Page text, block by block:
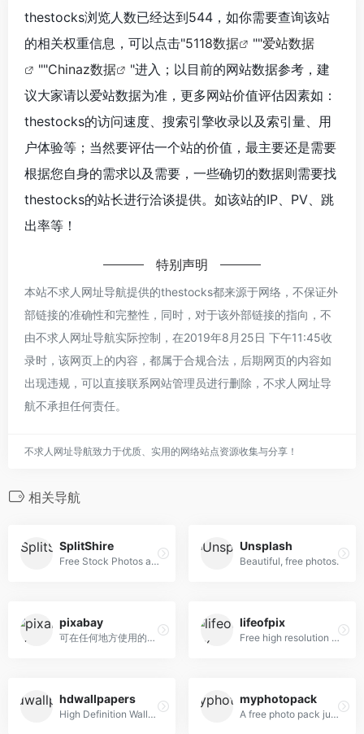
thestocks浏览人数已经达到544，如你需要查询该站
的相关权重信息，可以点击"5118数据 ""爱站数据
""Chinaz数据
"进入；以目前的网站数据参考，建
议大家请以爱站数据为准，更多网站价值评估因素如：
thestocks的访问速度、搜索引擎收录以及索引量、用
户体验等；当然要评估一个站的价值，最主要还是需要
根据您自身的需求以及需要，一些确切的数据则需要找
thestocks的站长进行洽谈提供。如该站的IP、PV、跳
出率等！
特别声明
本站不求人网址导航提供的thestocks都来源于网络，不保证外
部链接的准确性和完整性，同时，对于该外部链接的指向，不
由不求人网址导航实际控制，在2019年8月25日 下午11:45收
录时，该网页上的内容，都属于合规合法，后期网页的内容如
出现违规，可以直接联系网站管理员进行删除，不求人网址导
航不承担任何责任。
不求人网址导航致力于优质、实用的网络站点资源收集与分享！
相关导航
SplitShire
Free Stock Photos and Videos for commercial use.
Unsplash
Beautiful, free photos.
pixabay
可在任何地方使用的免费图片和视频
lifeofpix
Free high resolution photography
hdwallpapers
High Definition Wallpapers & Desktop Backgrounds
myphotopack
A free photo pack just for you. Every month.